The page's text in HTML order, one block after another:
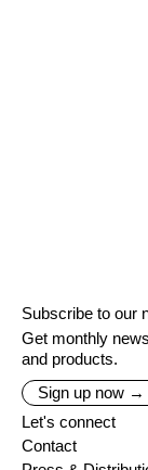
Subscribe to our
Get monthly
and products.
Sign up now →
Let's connect
Contact